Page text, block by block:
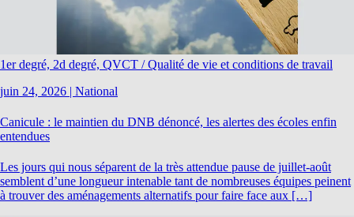
1er degré, 2d degré, QVCT / Qualité de vie et conditions de travail
juin 24, 2026 | National
Canicule : le maintien du DNB dénoncé, les alertes des écoles enfin
entendues
Les jours qui nous séparent de la très attendue pause de juillet-août
semblent d’une longueur intenable tant de nombreuses équipes peinent
à trouver des aménagements alternatifs pour faire face aux […]